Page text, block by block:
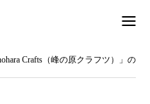
Crafts（峰の原クラフツ）」の